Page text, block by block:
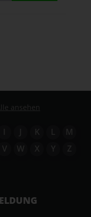
ansehen
I J K L
M
V W X Y Z